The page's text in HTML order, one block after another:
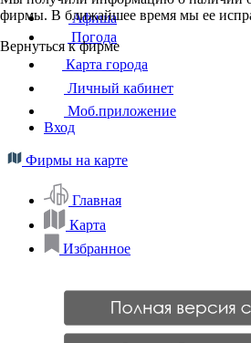
фирмы. В ближайшее время мы ее
Вернуться к фирме
Афиша
Погода
Карта города
Личный кабинет
Моб.приложение
Вход
Фирмы на карте
Главная
Карта
Избранное